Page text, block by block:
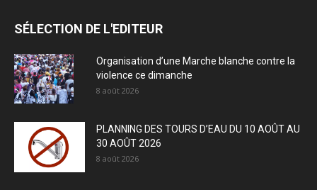
SÉLECTION DE L'EDITEUR
Organisation d’une Marche blanche contre la
violence ce dimanche
8 août 2026
PLANNING DES TOURS D’EAU DU 10 AOÛT AU
30 AOÛT 2026
8 août 2026